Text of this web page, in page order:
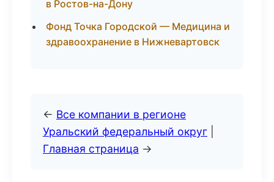
в Ростов-на-Дону
Фонд Точка Городской — Медицина и
здравоохранение в Нижневартовск
← Все компании в регионе
Уральский федеральный округ
Главная страница →